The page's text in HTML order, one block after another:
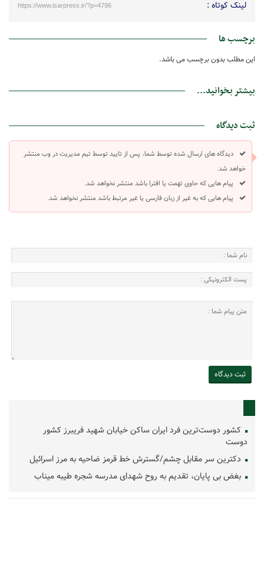
لینک کوتاه : https://www.isarpress.ir/?p=4796
برچسب ها
این مطلب بدون برچسب می باشد.
بیشتر بخوانید...
ثبت دیدگاه
دیدگاه های ارسال شده توسط شما، پس از تایید توسط تیم مدیریت در وب منتشر
خواهد شد.
پیام هایی که حاوی تهمت یا افترا باشد منتشر نخواهد شد.
پیام هایی که به غیر از زبان فارسی یا غیر مرتبط باشد منتشر نخواهد شد.
کشور دوست‌ترین فرد ایران ساکن خیابان شهید فریبرز کشور
دوست
دکترین سر مقابل چشم/گسترش خط قرمز ضاحیه به مرز اسرائیل
بغض بی پایان، تقدیم به روح شهدای مدرسه شجره طیبه میناب